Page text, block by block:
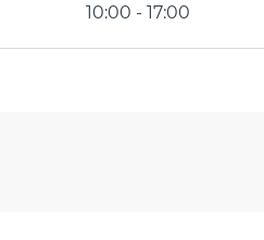
10:00 - 17:00